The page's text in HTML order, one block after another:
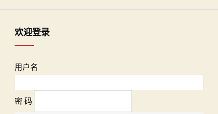
欢迎登录
用户名
密 码